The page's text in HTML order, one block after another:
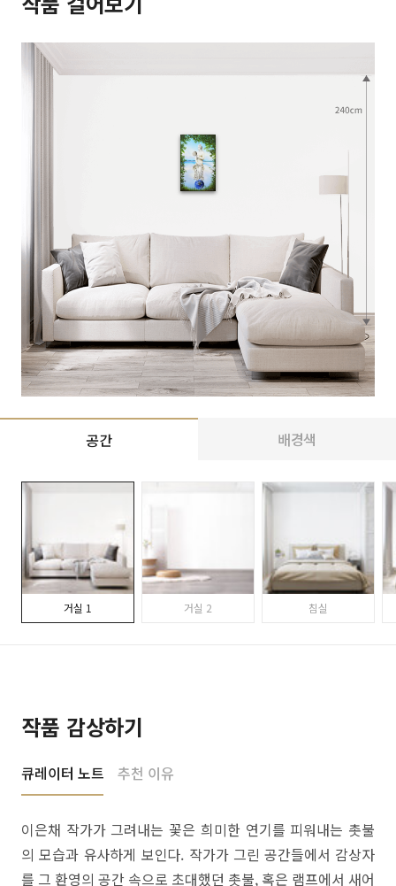
공간 배경색
거실 1 거실 2 침실
작품 감상하기
큐레이터 노트 추천 이유
이은채 작가가 그려내는 꽃은 희미한 연기를 피워내는 촛불
의 모습과 유사하게 보인다. 작가가 그린 공간들에서 감상자
를 그 환영의 공간 속으로 초대했던 촛불, 혹은 램프에서 새어